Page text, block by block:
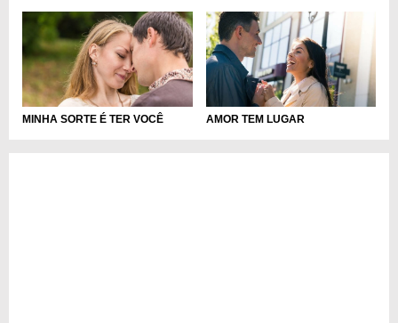
MINHA SORTE É TER VOCÊ AMOR TEM LUGAR